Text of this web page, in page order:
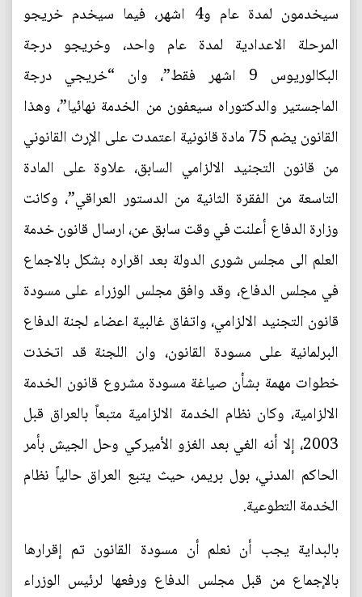
سيخدمون لمدة عام و4 اشهر، فيما سيخدم خريجو
المرحلة الاعدادية لمدة عام واحد، وخريجو درجة
البكالوريوس 9 اشهر فقط”، وان “خريجي درجة
الماجستير والدكتوراه سيعفون من الخدمة نهائيا”، وهذا
القانون يضم 75 مادة قانونية اعتمدت على الإرث القانوني
من قانون التجنيد الالزامي السابق، علاوة على المادة
التاسعة من الفقرة الثانية من الدستور العراقي”، وكانت
وزارة الدفاع أعلنت في وقت سابق عن، ارسال قانون خدمة
العلم الى مجلس شورى الدولة بعد اقراره بشكل بالاجماع
في مجلس الدفاع، وقد وافق مجلس الوزراء على مسودة
قانون التجنيد الالزامي، واتفاق غالبية اعضاء لجنة الدفاع
البرلمانية على مسودة القانون، وان اللجنة قد اتخذت
خطوات مهمة بشأن صياغة مسودة مشروع قانون الخدمة
الالزامية، وكان نظام الخدمة الالزامية متبعاً بالعراق قبل
2003، إلا أنه الغي بعد الغزو الأميركي وحل الجيش بأمر
الحاكم المدني، بول بريمر، حيث يتبع العراق حالياً نظام
الخدمة التطوعية.
بالبداية يجب أن نعلم أن مسودة القانون تم إقرارها
بالإجماع من قبل مجلس الدفاع ورفعها لرئيس الوزراء